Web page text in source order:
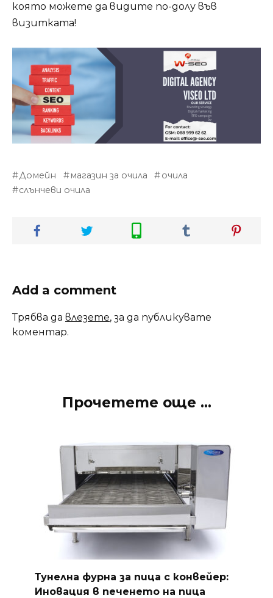
която можете да видите по-долу във
визитката!
Домейн магазин за очила
очила
слънчеви очила
Add a comment
Трябва да влезете, за да публикувате
коментар.
Прочетете още ...
Тунелна фурна за пица с конвейер:
Иновация в печенето на пица